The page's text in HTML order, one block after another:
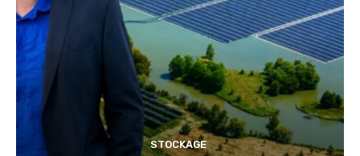
STOCKAGE